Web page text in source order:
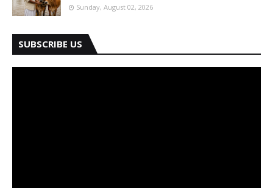
Sunday, August 02, 2026
SUBSCRIBE US